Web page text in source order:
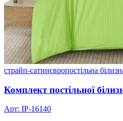
страйп-сатинєвропостільна
Комплект постільної
Арт: IP-16140